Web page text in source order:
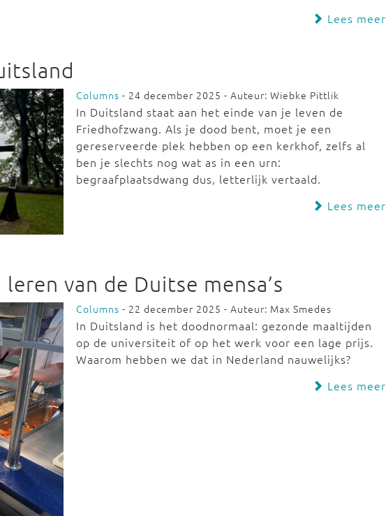
Lees meer
Columns - 24 december 2025 - Auteur: Wiebke Pittlik
In Duitsland staat aan het einde van je leven de
Friedhofzwang. Als je dood bent, moet je een
gereserveerde plek hebben op een kerkhof, zelfs al
ben je slechts nog wat as in een urn:
begraafplaatsdwang dus, letterlijk vertaald.
Lees meer
van de Duitse mensa’s
Columns - 22 december 2025 - Auteur: Max Smedes
In Duitsland is het doodnormaal: gezonde maaltijden
op de universiteit of op het werk voor een lage prijs.
Waarom hebben we dat in Nederland nauwelijks?
Lees meer